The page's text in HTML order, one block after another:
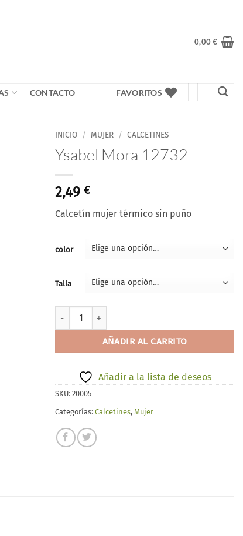
0,00€
CONTACTO FAVORITOS
INICIO / MUJER / CALCETINES
Ysabel Mora 12732
2,49 €
Calcetín mujer térmico sin puño
color
Talla
Ysabel Mora 12732 cantidad
AÑADIR AL CARRITO
Añadir a la lista de deseos
SKU: 20005
Categorías: Calcetines, Mujer